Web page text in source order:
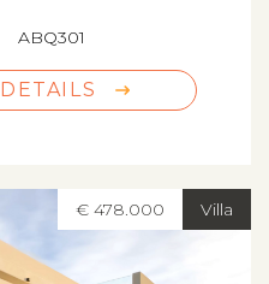
ABQ301
DETAILS
Villa
€ 478.000